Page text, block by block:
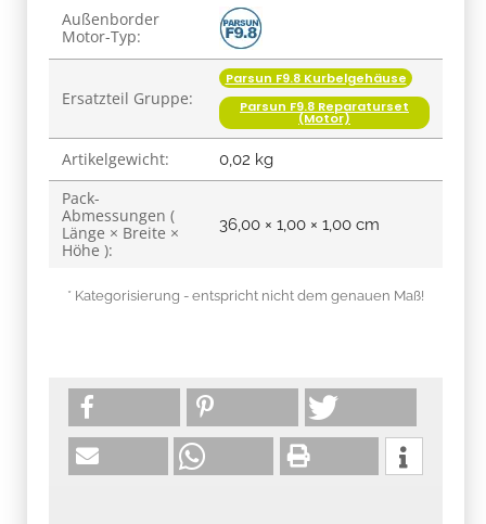
Produkteigenschaft
Wert
Außenborder
Motor-Typ:
Ersatzteil Gruppe:
Parsun F9.8 Kurbelgehäuse
Parsun F9.8 Reparaturset
(Motor)
Artikelgewicht: 0,02 kg
Pack-
Abmessungen (
Länge × Breite ×
Höhe ):
36,00 × 1,00 × 1,00 cm
* Kategorisierung - entspricht nicht dem genauen Maß!